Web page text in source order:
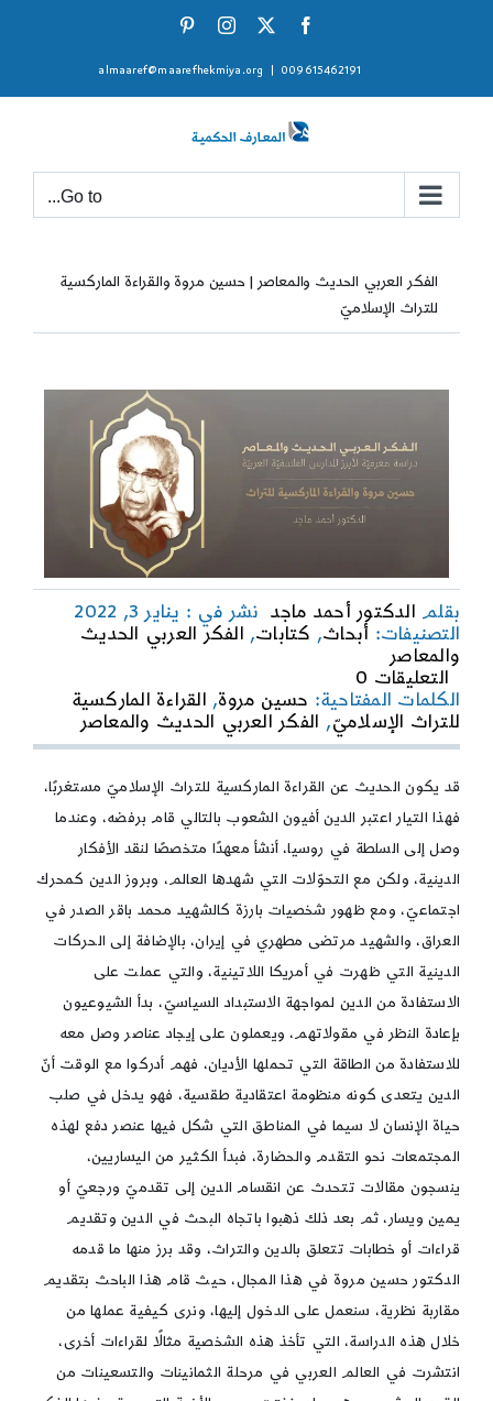
Facebook
X
Instagram
009615462191
almaaref@maarefhekmiya.org
Go to...
الفكر العربي الحديث والمعاصر | حسين مروة والقراءة الماركسية
للتراث الإسلاميّ
بقلم الدكتور أحمد ماجد نشر في : يناير 3, 2022
التصنيفات: أبحاث, كتابات, الفكر العربي الحديث
والمعاصر
التعليقات 0
on
الفكر
العربي
الحديث
|
حسين
مروة
والقراءة
الماركسية
الإسلاميّ
الكلمات المفتاحية: حسين مروة, القراءة الماركسية
للتراث الإسلاميّ, الفكر العربي الحديث والمعاصر
قد يكون الحديث عن القراءة الماركسية للتراث الإسلاميّ مستغربًا،
فهذا التيار اعتبر الدين أفيون الشعوب بالتالي قام برفضه، وعندما
وصل إلى السلطة في روسيا، أنشأ معهدًا متخصصًا لنقد الأفكار
الدينية، ولكن مع التحوّلات التي شهدها العالم، وبروز الدين كمحرك
اجتماعيّ، ومع ظهور شخصيات بارزة كالشهيد محمد باقر الصدر في
العراق، والشهيد مرتضى مطهري في إيران، بالإضافة إلى الحركات
الدينية التي ظهرت في أمريكا اللاتينية، والتي عملت على
الاستفادة من الدين لمواجهة الاستبداد السياسيّ، بدأ الشيوعيون
بإعادة النظر في مقولاتهم، ويعملون على إيجاد عناصر وصل معه
للاستفادة من الطاقة التي تحملها الأديان، فهم أدركوا مع الوقت أنّ
الدين يتعدى كونه منظومة اعتقادية طقسية، فهو يدخل في صلب
حياة الإنسان لا سيما في المناطق التي شكل فيها عنصر دفع لهذه
المجتمعات نحو التقدم والحضارة، فبدأ الكثير من اليساريين،
ينسجون مقالات تتحدث عن انقسام الدين إلى تقدميّ ورجعيّ أو
يمين ويسار، ثم بعد ذلك ذهبوا باتجاه البحث في الدين وتقديم
قراءات أو خطابات تتعلق بالدين والتراث، وقد برز منها ما قدمه
الدكتور حسين مروة في هذا المجال، حيث قام هذا الباحث بتقديم
مقاربة نظرية، سنعمل على الدخول إليها، ونرى كيفية عملها من
خلال هذه الدراسة، التي تأخذ هذه الشخصية مثالًا لقراءات أخرى،
انتشرت في العالم العربي في مرحلة الثمانينات والتسعينات من